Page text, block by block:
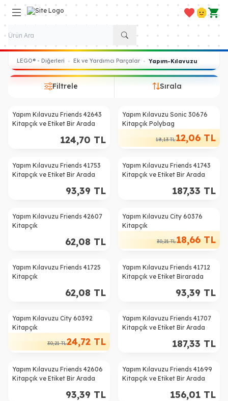
Favorilerim
Hesabım
LEGO® - Diğerleri • Ek ve Yardımcı Parçalar • Yapım-Kılavuzu
Filtrele Sırala
Yapım Kılavuzu Friends 42643
Kitapçık ve Etiket Bir Arada
124,70 TL
%33
Yapım Kılavuzu Sonic 30676
Kitapçık Polybag
18,13TL12,06 TL
Yapım Kılavuzu Friends 41753
Kitapçık ve Etiket Bir Arada
93,39 TL
Yapım Kılavuzu Friends 41743
Kitapçık ve Etiket Bir Arada
187,33 TL
Yapım Kılavuzu Friends 42607
Kitapçık
62,08 TL
%38
Yapım Kılavuzu City 60376
Kitapçık
30,21TL18,66 TL
Yapım Kılavuzu Friends 41725
Kitapçık
62,08 TL
Yapım Kılavuzu Friends 41712
Kitapçık ve Etiket Birarada
93,39 TL
%18
Yapım Kılavuzu City 60392
Kitapçık
30,21TL24,72 TL
Yapım Kılavuzu Friends 41707
Kitapçık ve Etiket Bir Arada
187,33 TL
Yapım Kılavuzu Friends 42606
Kitapçık ve Etiket Bir Arada
93,39 TL
Yapım Kılavuzu Friends 41699
Kitapçık ve Etiket Bir Arada
156,01 TL